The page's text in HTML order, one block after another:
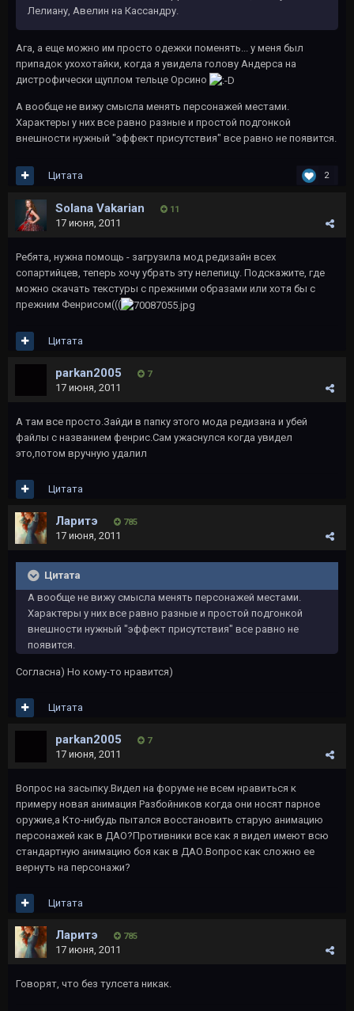
Лелиану, Авелин на Кассандру.
Ага, а еще можно им просто одежки поменять... у меня был
припадок ухохотайки, когда я увидела голову Андерса на
дистрофически щуплом тельце Орсино
А вообще не вижу смысла менять персонажей местами.
Характеры у них все равно разные и простой подгонкой
внешности нужный "эффект присутствия" все равно не появится.
2
Цитата
Solana Vakarian 11
17 июня, 2011
Ребята, нужна помощь - загрузила мод редизайн всех
сопартийцев, теперь хочу убрать эту нелепицу. Подскажите, где
можно скачать текстуры с прежними образами или хотя бы с
прежним Фенрисом(((
Цитата
parkan2005 7
17 июня, 2011
А там все просто.Зайди в папку этого мода редизана и убей
файлы с названием фенрис.Сам ужаснулся когда увидел
это,потом вручную удалил
Цитата
Ларитэ 785
17 июня, 2011
Цитата
А вообще не вижу смысла менять персонажей местами.
Характеры у них все равно разные и простой подгонкой
внешности нужный "эффект присутствия" все равно не
появится.
Согласна) Но кому-то нравится)
Цитата
parkan2005 7
17 июня, 2011
Вопрос на засыпку.Видел на форуме не всем нравиться к
примеру новая анимация Разбойников когда они носят парное
оружие,а Кто-нибудь пытался восстановить старую анимацию
персонажей как в ДАО?Противники все как я видел имеют всю
стандартную анимацию боя как в ДАО.Вопрос как сложно ее
вернуть на персонажи?
Цитата
Ларитэ 785
17 июня, 2011
Говорят, что без тулсета никак.